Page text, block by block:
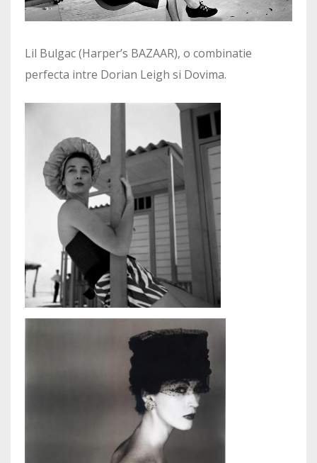
Lil Bulgac (Harper’s BAZAAR), o combinatie
perfecta intre Dorian Leigh si Dovima.